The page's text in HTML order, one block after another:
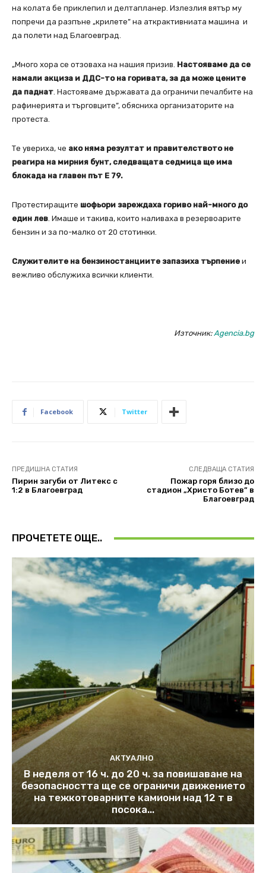
на колата бе приклепил и делтапланер. Излезлия вятър му
попречи да разпъне „крилете” на аткрактивниата машина и
да полети над Благоевград.
„Много хора се отзоваха на нашия призив. Настояваме да се
намали акциза и ДДС-то на горивата, за да може цените
да паднат. Настояваме държавата да ограничи печалбите на
рафинерията и търговците”, обясниха организаторите на
протеста.
Те увериха, че ако няма резултат и правителството не
реагира на мирния бунт, следващата седмица ще има
блокада на главен път Е 79.
Протестиращите шофьори зареждаха гориво най-много до
един лев. Имаше и такива, които наливаха в резервоарите
бензин и за по-малко от 20 стотинки.
Служителите на бензиностанциите запазиха търпение и
вежливо обслужиха всички клиенти.
Източник:Agencia.bg
Facebook Twitter
ПРЕДИШНА СТАТИЯ
Пирин загуби от Литекс с
1:2 в Благоевград
СЛЕДВАЩА СТАТИЯ
Пожар горя близо до
стадион „Христо Ботев” в
Благоевград
ПРОЧЕТЕТЕ ОЩЕ..
АКТУАЛНО
В неделя от 16 ч. до 20 ч. за повишаване на
безопасността ще се ограничи движението
на тежкотоварните камиони над 12 т в
посока...